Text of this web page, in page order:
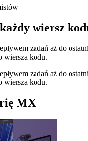
wiersz
zadań aż do
wiersza kodu.
zadań aż do
wiersza kodu.
MX